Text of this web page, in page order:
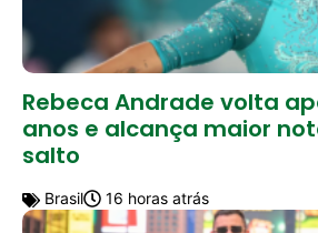
Rebeca Andrade volta
anos e alcança maior
salto
Brasil 16 horas atrás